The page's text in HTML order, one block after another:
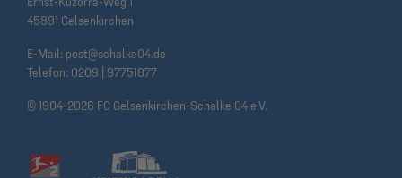
45891 Gelsenkirchen
E-Mail: post@schalke04.de
Telefon: 0209 | 97751877
© 1904-2026 FC Gelsenkirchen-Schalke 04 e.V.